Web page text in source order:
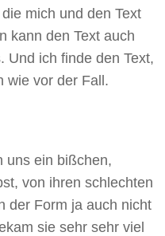
mich und den Text
kann den Text auch
Und ich finde den Text,
wie vor der Fall.
uns ein bißchen,
von ihren schlechten
der Form ja auch nicht
sie sehr sehr viel